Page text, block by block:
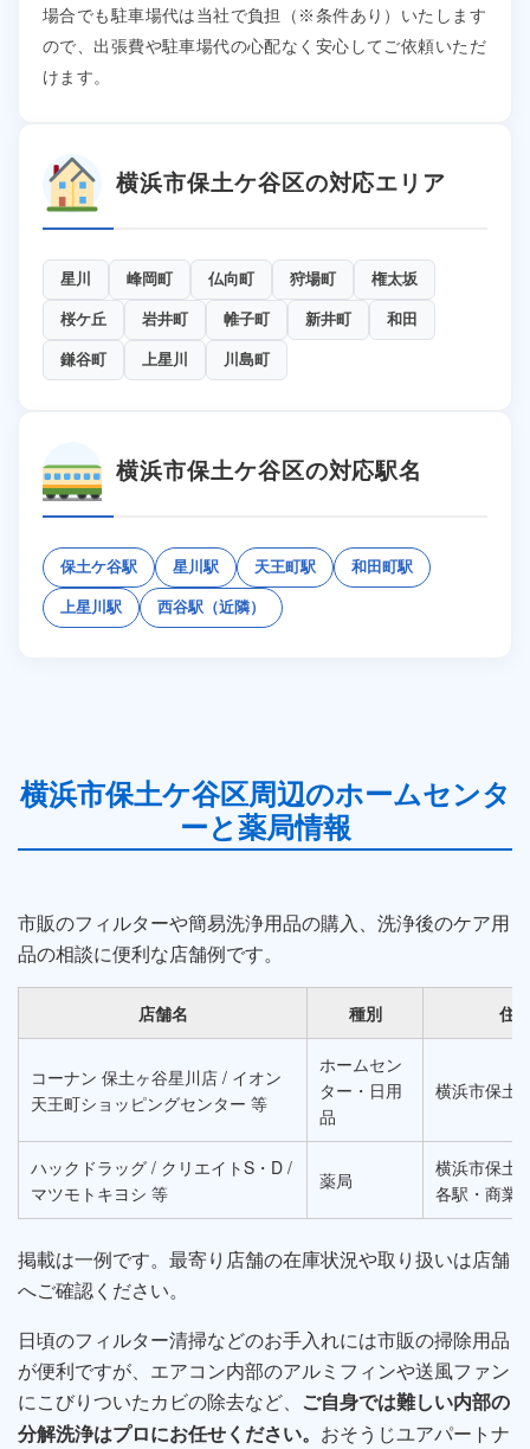
場合でも駐車場代は当社で負担（※条件あり）いたします
ので、出張費や駐車場代の心配なく安心してご依頼いただ
けます。
横浜市保土ケ谷区の対応エリア
星川 峰岡町 仏向町 狩場町 権太坂
桜ケ丘 岩井町 帷子町 新井町 和田
鎌谷町 上星川 川島町
横浜市保土ケ谷区の対応駅名
保土ケ谷駅 星川駅 天王町駅 和田町駅
上星川駅 西谷駅（近隣）
横浜市保土ケ谷区周辺のホームセンタ
ーと薬局情報
市販のフィルターや簡易洗浄用品の購入、洗浄後のケア用
品の相談に便利な店舗例です。
店舗名 種別 住
コーナン 保土ヶ谷星川店 / イオン
天王町ショッピングセンター 等
ホームセン
ター・日用
品
横浜市保土
ハックドラッグ / クリエイトS・D /
マツモトキヨシ 等
薬局
横浜市保土
各駅・商業
掲載は一例です。最寄り店舗の在庫状況や取り扱いは店舗
へご確認ください。
日頃のフィルター清掃などのお手入れには市販の掃除用品
が便利ですが、エアコン内部のアルミフィンや送風ファン
にこびりついたカビの除去など、
ご自身では難しい内部の
分解洗浄はプロにお任せください。 おそうじユアパートナ